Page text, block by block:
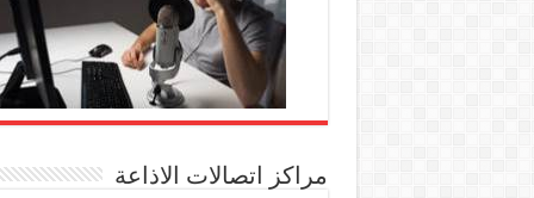
مراكز اتصالات الاذاعة